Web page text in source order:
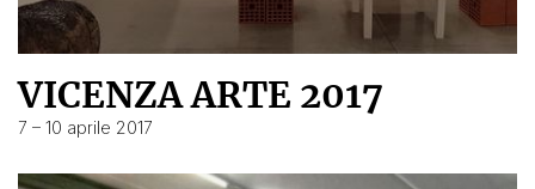
VICENZA ARTE 2017
7 – 10 aprile 2017